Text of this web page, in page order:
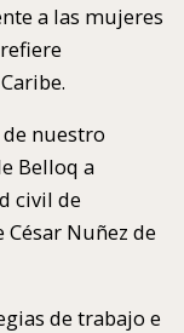
a las mujeres
nuestro
Belloq a
civil de
Nuñez de
de trabajo e